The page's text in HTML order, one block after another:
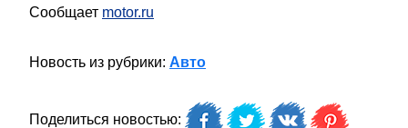
Сообщает motor.ru
Новость из рубрики: Авто
Поделиться новостью: